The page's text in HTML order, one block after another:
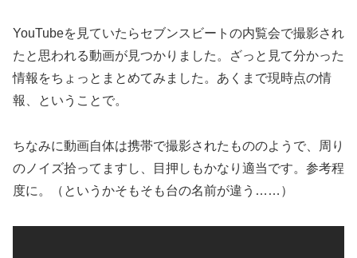
YouTubeを見ていたらセブンスビートの内覧会で撮影され
たと思われる動画が見つかりました。ざっと見て分かった
情報をちょっとまとめてみました。あくまで現時点の情
報、ということで。
ちなみに動画自体は携帯で撮影されたもののようで、周り
のノイズ拾ってますし、目押しもかなり適当です。参考程
度に。（というかそもそも台の名前が違う……）